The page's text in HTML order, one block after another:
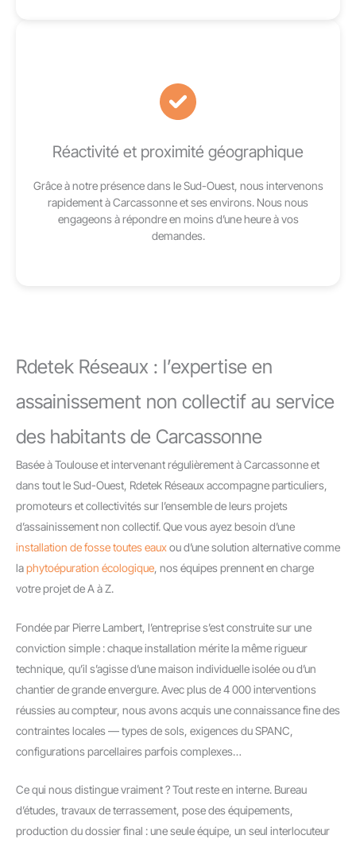
Réactivité et proximité géographique
Grâce à notre présence dans le Sud-Ouest, nous intervenons
rapidement à Carcassonne et ses environs. Nous nous
engageons à répondre en moins d’une heure à vos
demandes.
Rdetek Réseaux : l’expertise en
assainissement non collectif au service
des habitants de Carcassonne
Basée à Toulouse et intervenant régulièrement à Carcassonne et
dans tout le Sud-Ouest, Rdetek Réseaux accompagne particuliers,
promoteurs et collectivités sur l’ensemble de leurs projets
d’assainissement non collectif. Que vous ayez besoin d’une
installation de fosse toutes eauxou d’une solution alternative comme
laphytoépuration écologique , nos équipes prennent en charge
votre projet de A à Z.
Fondée par Pierre Lambert, l’entreprise s’est construite sur une
conviction simple : chaque installation mérite la même rigueur
technique, qu’il s’agisse d’une maison individuelle isolée ou d’un
chantier de grande envergure. Avec plus de 4 000 interventions
réussies au compteur, nous avons acquis une connaissance fine des
contraintes locales — types de sols, exigences du SPANC,
configurations parcellaires parfois complexes…
Ce qui nous distingue vraiment ? Tout reste en interne. Bureau
d’études, travaux de terrassement, pose des équipements,
production du dossier final : une seule équipe, un seul interlocuteur